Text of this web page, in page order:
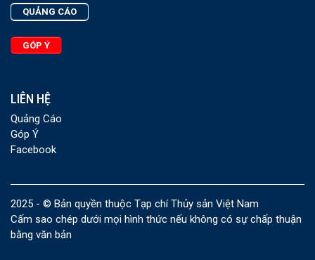
QUẢNG CÁO
GÓP Ý
LIÊN HỆ
Quảng Cáo
Góp Ý
Facebook
2025 - © Bản quyền thuộc Tạp chí Thủy sản Việt Nam
Cấm sao chép dưới mọi hình thức nếu không có sự chấp thuận
bằng văn bản